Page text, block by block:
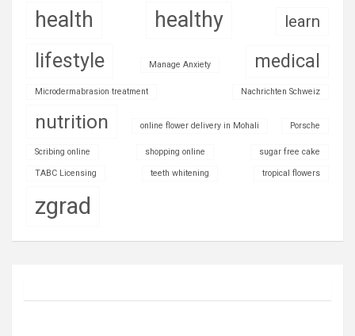
health healthy learn
lifestyle Manage Anxiety medical
Microdermabrasion treatment Nachrichten Schweiz
nutrition online flower delivery in Mohali Porsche
Scribing online shopping online sugar free cake
TABC Licensing teeth whitening tropical flowers
zgrad